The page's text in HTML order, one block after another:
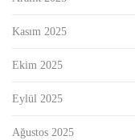
Kasım 2025
Ekim 2025
Eylül 2025
Ağustos 2025